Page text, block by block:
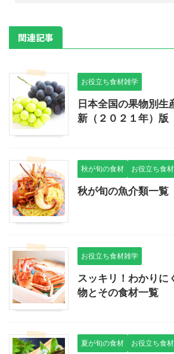
関連記事
お役立ち食材雑学
日本全国の果物別生
新（２０２１年）版
秋が旬の食材 お役立ち食
秋が旬の魚介類一覧
お役立ち食材雑学
スッキリ！わかりに
物とその食材一覧
夏が旬の食材 お役立ち食